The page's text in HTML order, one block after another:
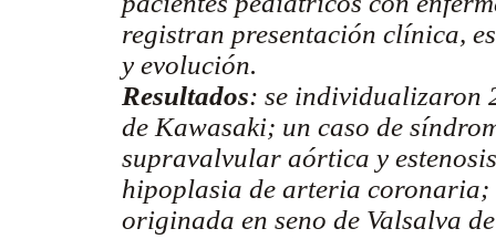
registran presentación clínica,
y evolución.
Resultados: se individualizaron
de Kawasaki; un caso de
supravalvular aórtica y
hipoplasia de arteria
originada en seno de Valsalva